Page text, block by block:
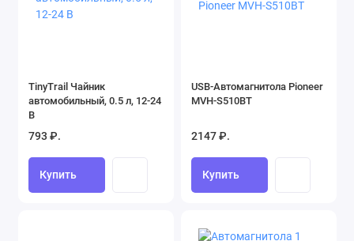
TinyTrail Чайник
автомобильный, 0.5 л, 12-24
В
793 ₽.
Купить
USB-Автомагнитола Pioneer
MVH-S510BT
2147 ₽.
Купить